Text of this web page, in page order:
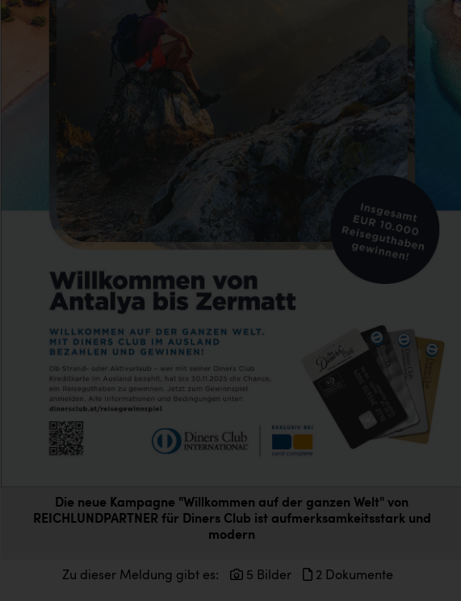
Die neue Kampagne "Willkommen auf der ganzen Welt" von
REICHLUNDPARTNER für Diners Club ist aufmerksamkeitsstark und
modern
Zu dieser Meldung gibt es: 5 Bilder 2 Dokumente